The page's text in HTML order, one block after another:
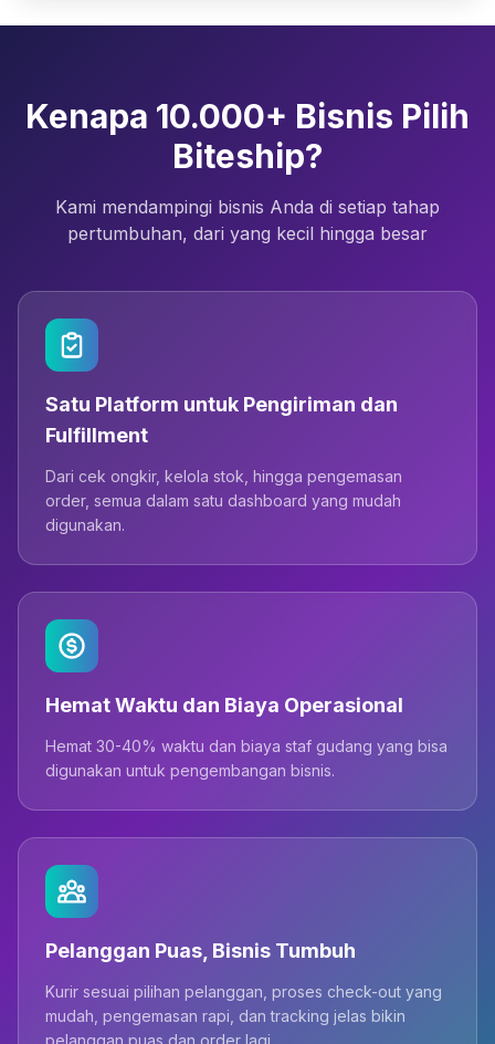
Kenapa 10.000+ Bisnis Pilih
Biteship?
Kami mendampingi bisnis Anda di setiap tahap
pertumbuhan, dari yang kecil hingga besar
Satu Platform untuk Pengiriman dan
Fulfillment
Dari cek ongkir, kelola stok, hingga pengemasan
order, semua dalam satu dashboard yang mudah
digunakan.
Hemat Waktu dan Biaya Operasional
Hemat 30-40% waktu dan biaya staf gudang yang bisa
digunakan untuk pengembangan bisnis.
Pelanggan Puas, Bisnis Tumbuh
Kurir sesuai pilihan pelanggan, proses check-out yang
mudah, pengemasan rapi, dan tracking jelas bikin
pelanggan puas dan order lagi.